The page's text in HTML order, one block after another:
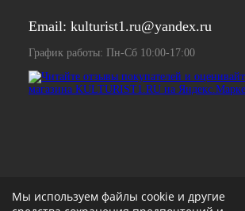
Email: kulturist1.ru@yandex.ru
График работы: Пн-Сб 10:00-17:00
Мы используем файлы cookie и другие